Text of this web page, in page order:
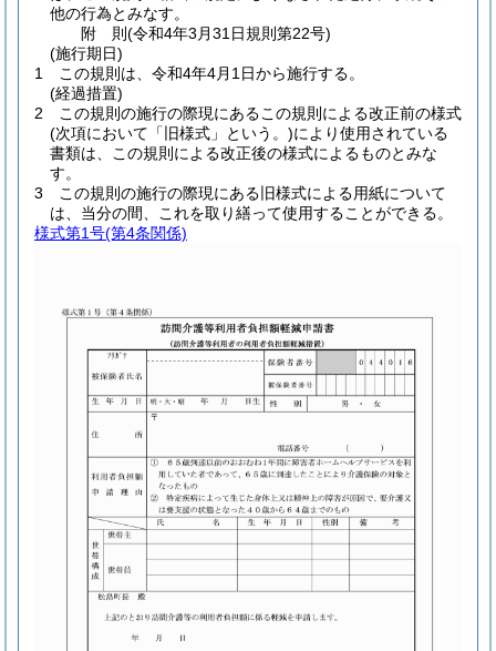
他の行為とみなす。
附 則(令和4年3月31日規則第22号)
(施行期日)
1
この規則は、令和4年4月1日から施行する。
(経過措置)
2
この規則の施行の際現にあるこの規則による改正前の様式
(次項において「旧様式」という。)により使用されている
書類は、この規則による改正後の様式によるものとみな
す。
3
この規則の施行の際現にある旧様式による用紙について
は、当分の間、これを取り繕って使用することができる。
様式第1号(第4条関係)